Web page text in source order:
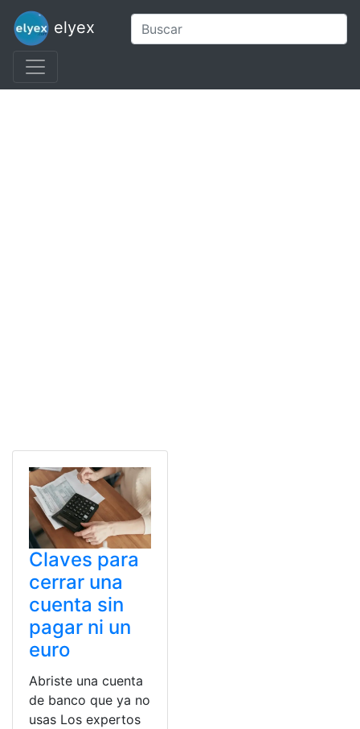
elyex
Claves para
cerrar una
cuenta sin
pagar ni un
euro
Abriste una cuenta
de banco que ya no
usas Los expertos